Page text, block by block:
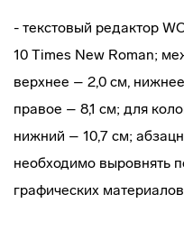
- текстовый редактор
10 Тimes New Rоman;
верхнее – 2,0 см,
правое – 8,1 см; для
нижний – 10,7 см;
необходимо выровнять
графических